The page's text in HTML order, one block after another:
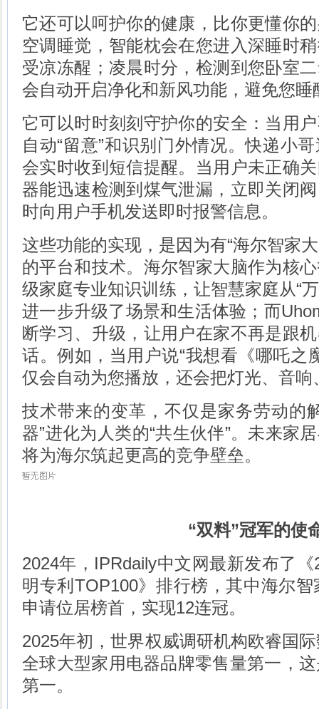
它还可以呵护你的健康，比你更懂你
空调睡觉，智能枕会在您进入深睡时
受凉冻醒；凌晨时分，检测到您卧室
会自动开启净化和新风功能，避免您睡
它可以时时刻刻守护你的安全：当用
自动“留意”和识别门外情况。快递小
会实时收到短信提醒。当用户未正确
器能迅速检测到煤气泄漏，立即关闭
时向用户手机发送即时报警信息。
这些功能的实现，是因为有“海尔智家
的平台和技术。海尔智家大脑作为核
级家庭专业知识训练，让智慧家庭从“
进一步升级了场景和生活体验；而
断学习、升级，让用户在家不再是跟
话。例如，当用户说“我想看《哪吒之
仅会自动为您播放，还会把灯光、音
技术带来的变革，不仅是家务劳动的
器”进化为人类的“共生伙伴”。未来家
将为海尔筑起更高的竞争壁垒。
“双料”冠军的使
2024年，IPRdaily中文网最新发布了
明专利TOP100》排行榜，其中海尔
申请位居榜首，实现12连冠。
2025年初，世界权威调研机构欧睿国
全球大型家用电器品牌零售量第一，
第一。